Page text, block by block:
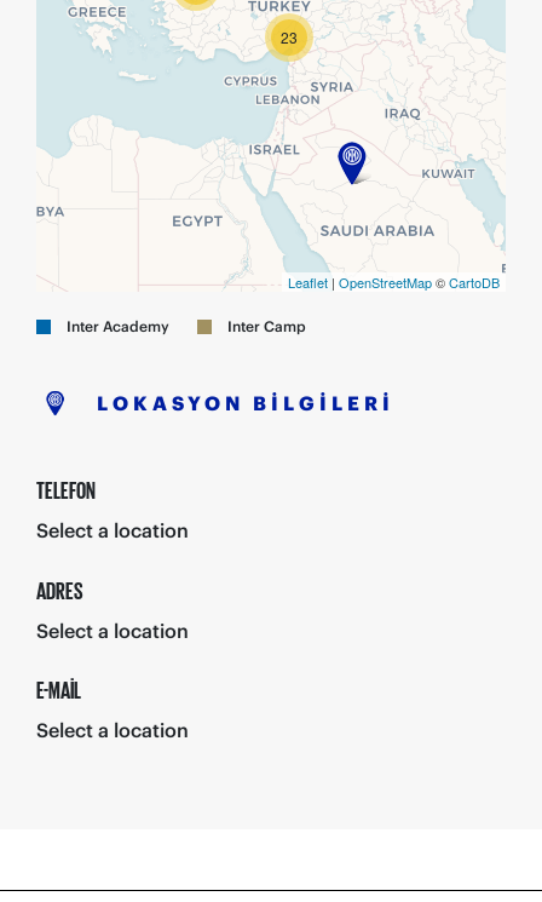
23
Leaflet | OpenStreetMap©CartoDB
Inter Academy Inter Camp
LOKASYON BİLGİLERİ
TELEFON
Select a location
ADRES
Select a location
E-MAIL
Select a location